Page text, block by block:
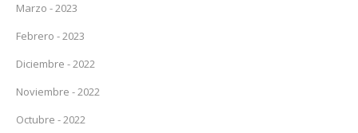
Marzo - 2023
Febrero - 2023
Diciembre - 2022
Noviembre - 2022
Octubre - 2022